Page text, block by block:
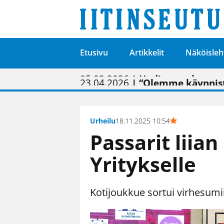
Etusivu Artikkelit
01.02.2026 | Painon
05.02.2026 | Uudistettu
23.04.2026 | “Olemme
09.05.2026| "Maalla on
Urheilu18.11.2025 10:54
Passarit
Yritykselle
Kotijoukkue sortui